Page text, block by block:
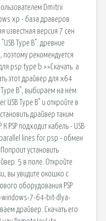
Dmitrii
xp - база драверов
известная версия 7 сен
Type B": древние
поэтому рекомендуется
psp type b >>Скачать. а
этот драйвер для x64
Type B", выбираем на нём
USB Type B" и откройте в
драйвер таким
PSP подходит кабель - USB
lines for psp - обмен
установить
5 в поле. Откройте
вы увидите окошко с
оборудования PSP
windows-7-64-bit-dlya-
драйвер. Скачать его